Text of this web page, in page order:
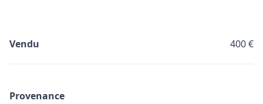
Vendu 400 €
Provenance